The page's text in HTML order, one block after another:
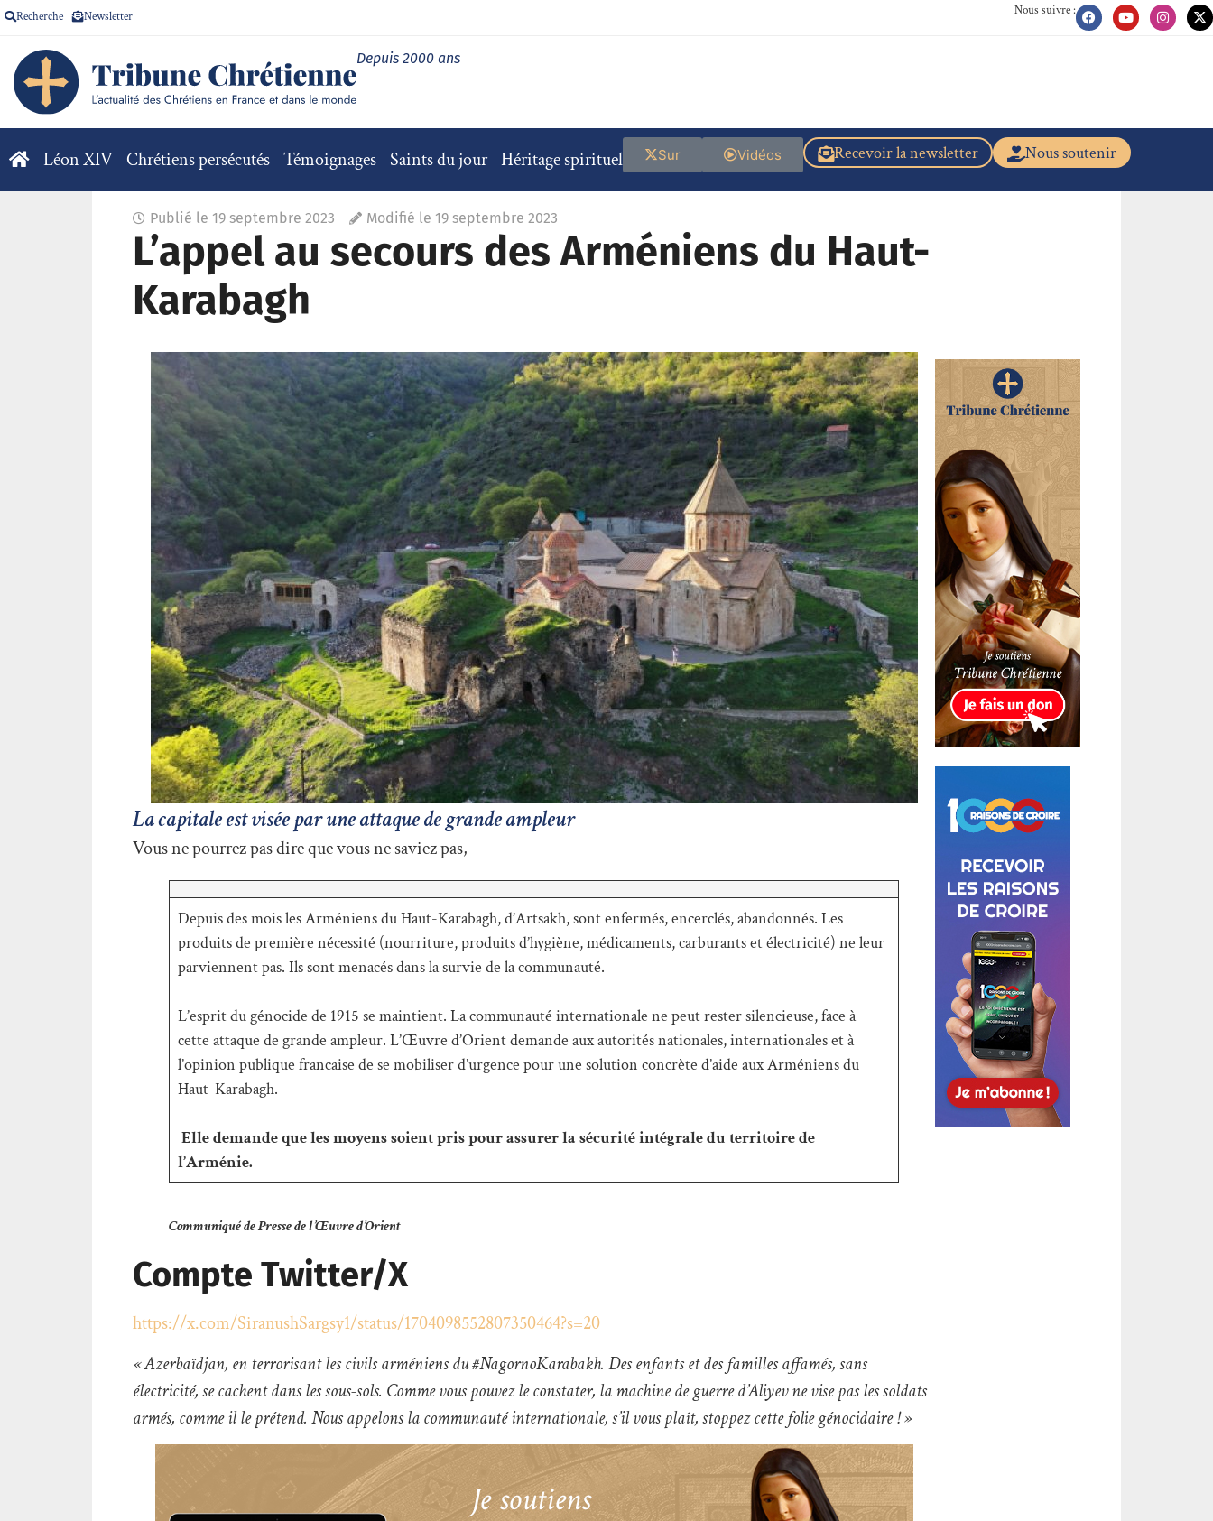
Recherche Newsletter Nous suivre :
Depuis 2000 ans
Léon XIV Chrétiens persécutés Témoignages Saints du jour Héritage spirituel Nous soutenir
Recevoir la newsletter
Vidéos
Sur
Publié le 19 septembre 2023 Modifié le 19 septembre 2023
L’appel au secours des Arméniens du Haut-
Karabagh
La capitale est visée par une attaque de grande ampleur
Vous ne pourrez pas dire que vous ne saviez pas,
Depuis des mois les Arméniens du Haut-Karabagh, d’Artsakh, sont enfermés, encerclés, abandonnés. Les
produits de première nécessité (nourriture, produits d’hygiène, médicaments, carburants et électricité) ne leur
parviennent pas. Ils sont menacés dans la survie de la communauté.
L’esprit du génocide de 1915 se maintient. La communauté internationale ne peut rester silencieuse, face à
cette attaque de grande ampleur. L’Œuvre d’Orient demande aux autorités nationales, internationales et à
l’opinion publique francaise de se mobiliser d’urgence pour une solution concrète d’aide aux Arméniens du
Haut-Karabagh.
Elle demande que les moyens soient pris pour assurer la sécurité intégrale du territoire de
l’Arménie.
Communiqué de Presse de l’Œuvre d’Orient
Compte Twitter/X
https://x.com/SiranushSargsy1/status/1704098552807350464?s=20
« Azerbaïdjan, en terrorisant les civils arméniens du #NagornoKarabakh. Des enfants et des familles affamés, sans
électricité, se cachent dans les sous-sols. Comme vous pouvez le constater, la machine de guerre d’Aliyev ne vise pas les soldats
armés, comme il le prétend. Nous appelons la communauté internationale, s’il vous plaît, stoppez cette folie génocidaire ! »